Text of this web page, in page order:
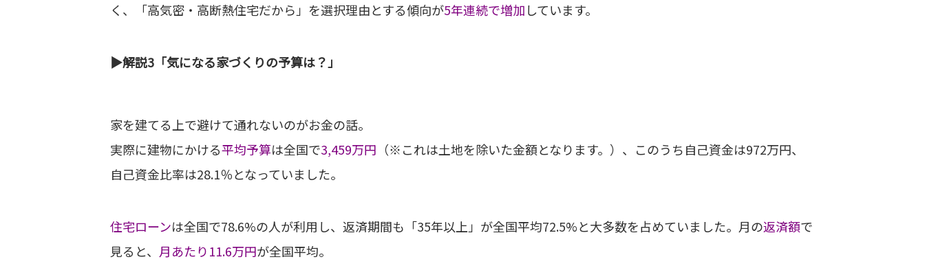
く、「高気密・高断熱住宅だから」を選択理由とする傾向が5年連続で増加しています。
▶︎解説3「気になる家づくりの予算は？」
家を建てる上で避けて通れないのがお金の話。
実際に建物にかける平均予算は全国で3,459万円 （※これは土地を除いた金額となります。）、このうち自己資金は972万円、
自己資金比率は28.1％となっていました。
住宅ローンは全国で78.6%の人が利用し、返済期間も「35年以上」が全国平均72.5%と大多数を占めていました。月の返済額で
見ると、 月あたり11.6万円が全国平均。